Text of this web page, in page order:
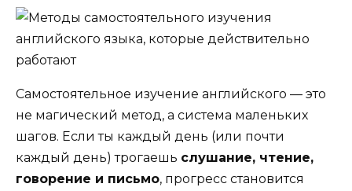
Самостоятельное изучение английского — это
не магический метод, а система маленьких
шагов. Если ты каждый день (или почти
каждый день) трогаешь слушание, чтение,
говорение и письмо, прогресс становится